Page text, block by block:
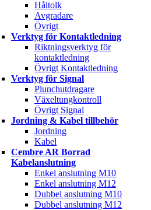
Håltolk
Avgradare
Övrigt
Verktyg för Kontaktledning
Riktningsverktyg för
kontaktledning
Övrigt Kontaktledning
Verktyg för Signal
Plunchutdragare
Växeltungkontroll
Övrigt Signal
Jordning & Kabel tillbehör
Jordning
Kabel
Cembre AR Borrad
Kabelanslutning
Enkel anslutning M10
Enkel anslutning M12
Dubbel anslutning M10
Dubbel anslutning M12